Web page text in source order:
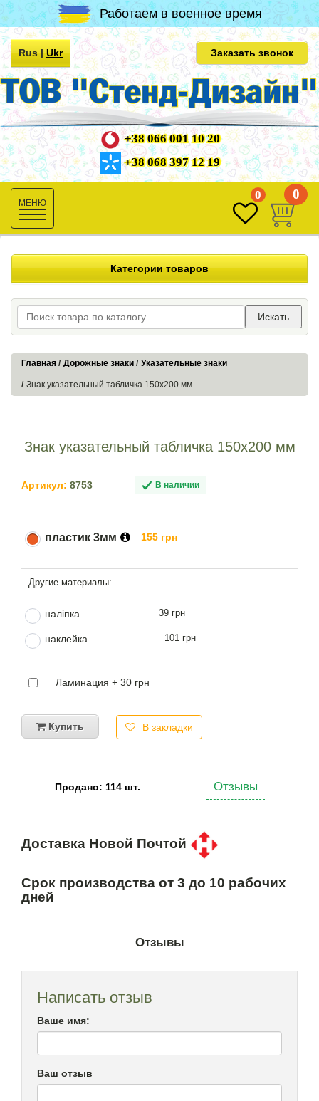
Работаем в военное время
Rus|Ukr Заказать звонок
+38 066 001 10 20
+38 068 397 12 19
Toggle
navigation
0 0
Категории товаров
Искать
Главная Дорожные знаки Указательные знаки
Знак указательный табличка 150х200 мм
Знак указательный табличка 150х200 мм
Артикул: 8753 В наличии
пластик 3мм 155 грн
наліпка 39 грн
наклейка 101 грн
Ламинация + 30 грн
Купить В закладки
Продано: 114 шт. Отзывы
Доставка Новой Почтой
Срок производства от 3 до 10 рабочих
дней
Отзывы
Написать отзыв
Ваше имя:
Ваш отзыв